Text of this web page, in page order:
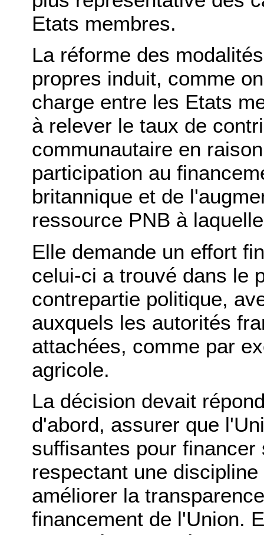
Etats membres.
La réforme des
propres induit, comme
charge entre les Etats
à relever le taux de
communautaire en
participation au
britannique et de
ressource PNB à
Elle demande un effort
celui-ci a trouvé dans le
contrepartie politique,
auxquels les autorités
attachées, comme par
agricole.
La décision devait
d'abord, assurer que
suffisantes pour
respectant une
améliorer la
financement de l'Union.